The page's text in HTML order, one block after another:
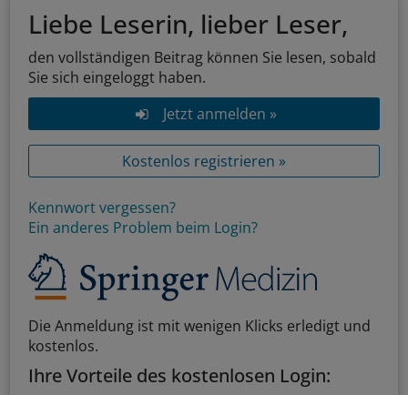
Liebe Leserin, lieber Leser,
den vollständigen Beitrag können Sie lesen, sobald
Sie sich eingeloggt haben.
Jetzt anmelden »
Kostenlos registrieren »
Kennwort vergessen?
Ein anderes Problem beim Login?
Die Anmeldung ist mit wenigen Klicks erledigt und
kostenlos.
Ihre Vorteile des kostenlosen Login: